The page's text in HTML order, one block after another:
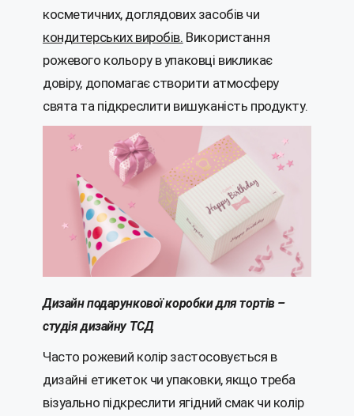
косметичних, доглядових засобів чи
кондитерських виробів. Використання
рожевого кольору в упаковці викликає
довіру, допомагає створити атмосферу
свята та підкреслити вишуканість продукту.
Дизайн подарункової коробки для тортів –
студія дизайну ТСД
Часто рожевий колір застосовується в
дизайні етикеток чи упаковки, якщо треба
візуально підкреслити ягідний смак чи колір